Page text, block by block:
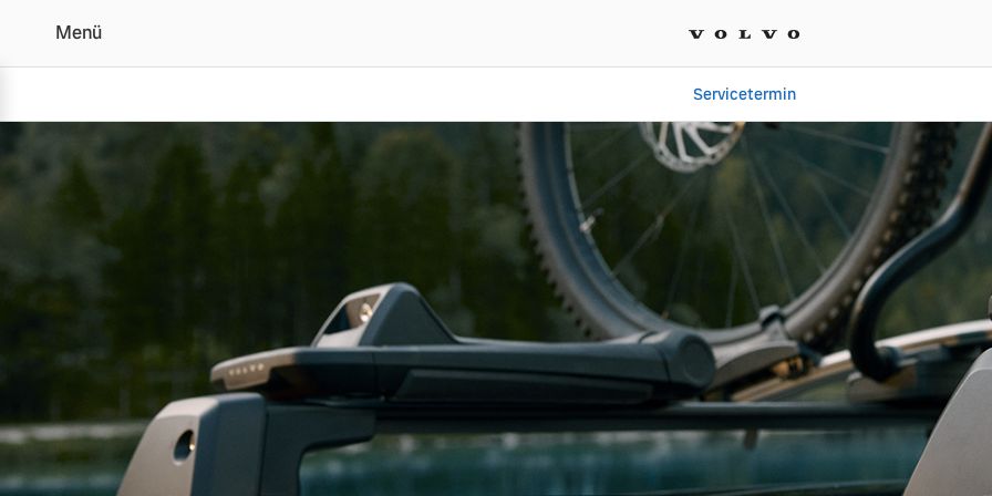
Original Volvo Zubehör | August Hager & Sohn
Menü
Servicetermin